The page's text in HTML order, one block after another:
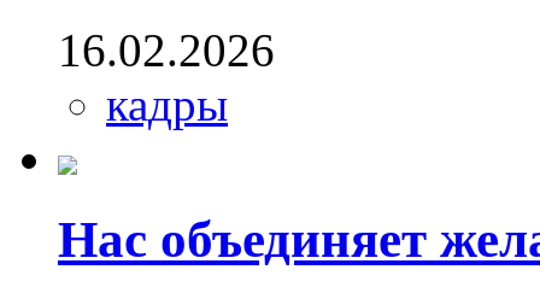
16.02.2026
кадры
Нас объединяет